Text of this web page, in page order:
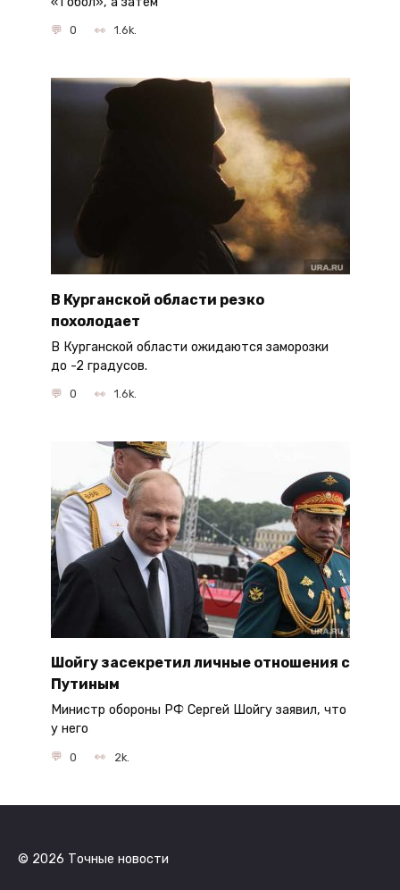
0 1.6k.
В Курганской области резко
похолодает
В Курганской области ожидаются заморозки
до -2 градусов.
0 1.6k.
Шойгу засекретил личные отношения с
Путиным
Министр обороны РФ Сергей Шойгу заявил, что
у него
0 2k.
© 2026 Точные новости